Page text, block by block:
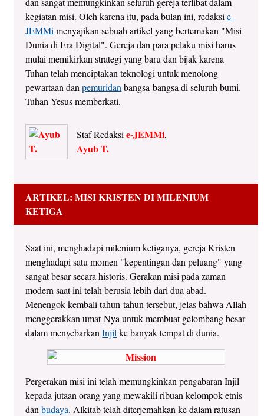
kegiatan misi. Oleh karena itu, pada bulan ini, redaksie-
JEMMi menyajikan sebuah artikel yang bertemakan "Misi
Dunia di Era Digital". Gereja dan para pelaku misi harus
mulai memikirkan strategi yang baru dan bijak karena
Tuhan telah menciptakan teknologi untuk menolong
pewartaan danpemuridan bangsa-bangsa di seluruh bumi.
Tuhan Yesus memberkati.
Staf Redaksie-JEMMi,
Ayub T.
ARTIKEL: MISI KRISTEN DI MILENIUM
KETIGA
Saat ini, menghadapi milenium ketiganya, gereja Kristen
menghadapi satu momen "kepentingan dan peluang" yang
sangat besar secara historis. Gerakan misi pada zaman
modern saat ini telah berusia lebih dari dua abad.
Menengok kembali tahun-tahun tersebut, jelas bahwa Allah
menggerakkan umat-Nya untuk membuat gelombang besar
dalam menyebarkanInjil ke banyak tempat di dunia.
Pergerakan misi ini telah memungkinkan pengabaran Injil
kepada jutaan orang yang mewakili ribuan kelompok etnis
danbudaya. Alkitab telah diterjemahkan ke dalam ratusan